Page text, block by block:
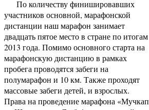
По количеству финишировавших
участников основной, марафонской
дистанции наш марафон занимает
двадцать пятое место в стране по итогам
2013 года. Помимо основного старта на
марафонскую дистанцию в рамках
пробега проводятся забеги на
полумарафон и 10 км. Также проходят
массовые забеги детей, и взрослых.
Права на проведение марафона «Мучкап